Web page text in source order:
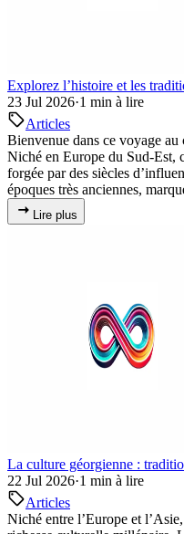
Explorez l’histoire et les
23 Jul 2026·1 min à lire
Articles
Bienvenue dans ce voyage
Niché en Europe du Sud-Est,
forgée par des siècles
époques très anciennes,
Lire plus
La culture géorgienne :
22 Jul 2026·1 min à lire
Articles
Niché entre l’Europe et